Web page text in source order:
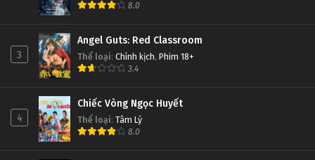
8.0
3
Angel Guts: Red Classroom
Thể loại: Chính kịch, Phim 18+
3.4
4
Chiếc Vòng Ngọc Huyết
Thể loại: Tâm Lý
8.0